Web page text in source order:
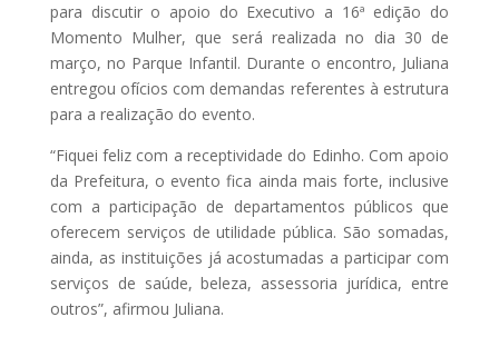
para discutir o apoio do Executivo a 16ª edição do
Momento Mulher, que será realizada no dia 30 de
março, no Parque Infantil. Durante o encontro, Juliana
entregou ofícios com demandas referentes à estrutura
para a realização do evento.
“Fiquei feliz com a receptividade do Edinho. Com apoio
da Prefeitura, o evento fica ainda mais forte, inclusive
com a participação de departamentos públicos que
oferecem serviços de utilidade pública. São somadas,
ainda, as instituições já acostumadas a participar com
serviços de saúde, beleza, assessoria jurídica, entre
outros”, afirmou Juliana.